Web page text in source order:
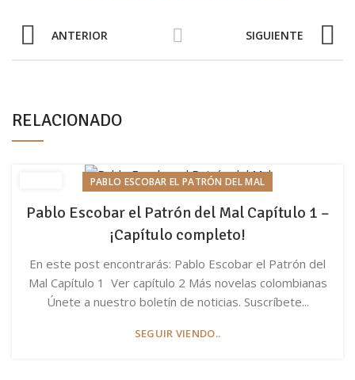
ANTERIOR SIGUIENTE
RELACIONADO
PABLO ESCOBAR EL PATRÓN DEL MAL
Pablo Escobar el Patrón del Mal Capítulo 1 –
¡Capítulo completo!
En este post encontrarás: Pablo Escobar el Patrón del
Mal Capítulo 1 Ver capítulo 2 Más novelas colombianas
Únete a nuestro boletín de noticias. Suscríbete...
SEGUIR VIENDO..